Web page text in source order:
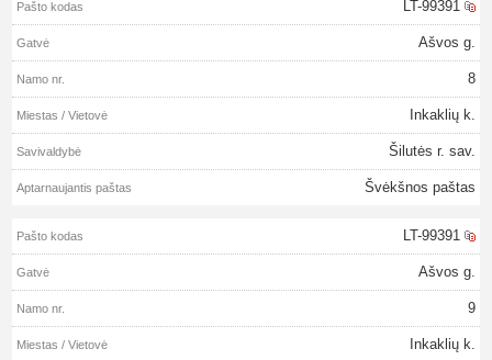
LT-99391
Ašvos g.
8
Inkaklių k.
Šilutės r. sav.
Švėkšnos paštas
LT-99391
Ašvos g.
9
Inkaklių k.